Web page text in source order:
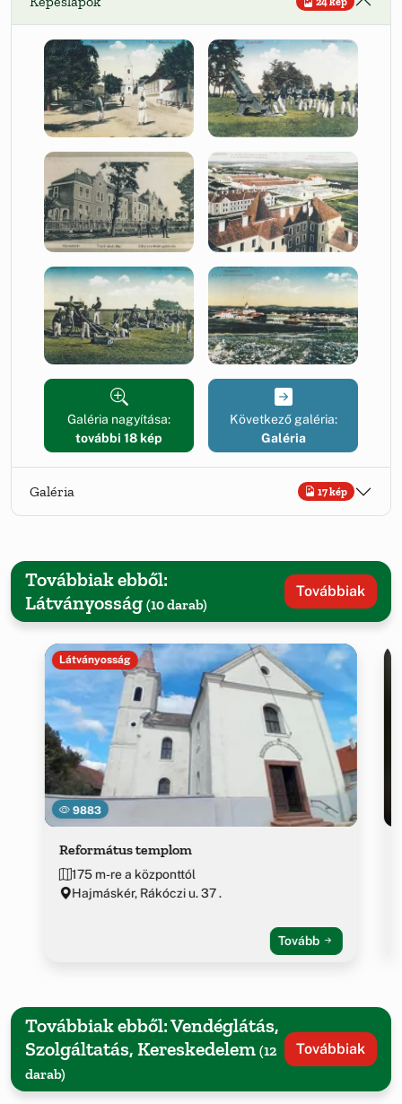
Galéria nagyítása:
további 18 kép
Következő galéria:
Galéria
Galéria 17 kép
Továbbiak ebből:
Látványosság (10 darab)
Továbbiak
9883
Látványosság
Református templom
175 m-re a központtól
Hajmáskér, Rákóczi u. 37 .
Tovább
Továbbiak ebből: Vendéglátás,
Szolgáltatás, Kereskedelem (12
darab)
Továbbiak